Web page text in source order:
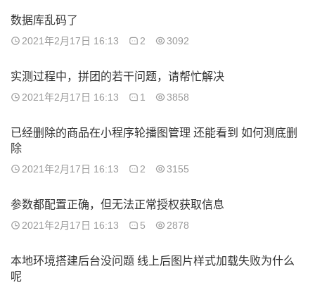
数据库乱码了
2021年2月17日 16:13 2 3092
实测过程中，拼团的若干问题，请帮忙解决
2021年2月17日 16:13 1 3858
已经删除的商品在小程序轮播图管理 还能看到 如何测底删
除
2021年2月17日 16:13 2 3155
参数都配置正确，但无法正常授权获取信息
2021年2月17日 16:13 5 2878
本地环境搭建后台没问题 线上后图片样式加载失败为什么
呢